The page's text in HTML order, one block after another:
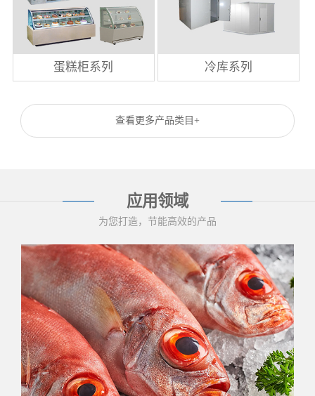
蛋糕柜系列 冷库系列
查看更多产品类目+
应用领域
为您打造，节能高效的产品